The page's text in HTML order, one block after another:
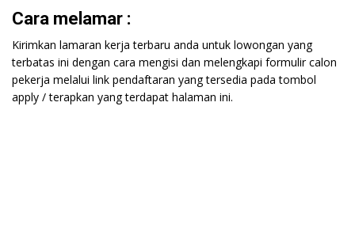
Cara melamar :
Kirimkan lamaran kerja terbaru anda untuk lowongan yang
terbatas ini dengan cara mengisi dan melengkapi formulir calon
pekerja melalui link pendaftaran yang tersedia pada tombol
apply / terapkan yang terdapat halaman ini.